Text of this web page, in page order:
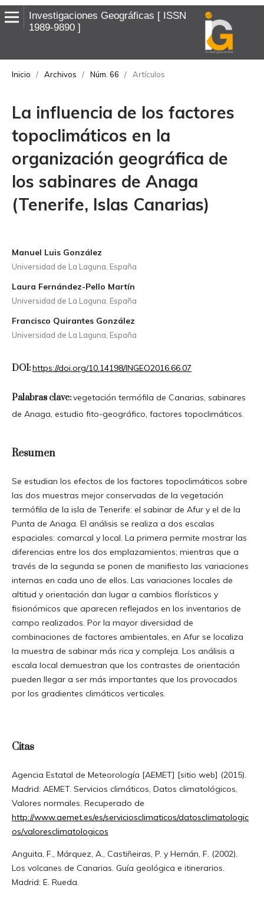
Investigaciones Geográficas
ISSN
1989-9890
Inicio / Archivos / Núm. 66 / Artículos
La influencia de los factores
topoclimáticos en la
organización geográfica de
los sabinares de Anaga
(Tenerife, Islas Canarias)
Manuel Luis González
Universidad de La Laguna, España
Laura Fernández-Pello Martín
Universidad de La Laguna, España
Francisco Quirantes González
Universidad de La Laguna, España
DOI:https://doi.org/10.14198/INGEO2016.66.07
Palabras clave:vegetación termófila de Canarias, sabinares
de Anaga, estudio fito-geográfico, factores topoclimáticos.
Resumen
Se estudian los efectos de los factores topoclimáticos sobre
las dos muestras mejor conservadas de la vegetación
termófila de la isla de Tenerife: el sabinar de Afur y el de la
Punta de Anaga. El análisis se realiza a dos escalas
espaciales: comarcal y local. La primera permite mostrar las
diferencias entre los dos emplazamientos; mientras que a
través de la segunda se ponen de manifiesto las variaciones
internas en cada uno de ellos. Las variaciones locales de
altitud y orientación dan lugar a cambios florísticos y
fisionómicos que aparecen reflejados en los inventarios de
campo realizados. Por la mayor diversidad de
combinaciones de factores ambientales, en Afur se localiza
la muestra de sabinar más rica y compleja. Los análisis a
escala local demuestran que los contrastes de orientación
pueden llegar a ser más importantes que los provocados
por los gradientes climáticos verticales.
Citas
Agencia Estatal de Meteorología [AEMET] [sitio web] (2015).
Madrid: AEMET. Servicios climáticos, Datos climatológicos,
Valores normales. Recuperado de
http://www.aemet.es/es/serviciosclimaticos/datosclimatologic
os/valoresclimatologicos
Anguita, F., Márquez, A., Castiñeiras, P. y Hernán, F. (2002).
Los volcanes de Canarias. Guía geológica e itinerarios.
Madrid: E. Rueda.